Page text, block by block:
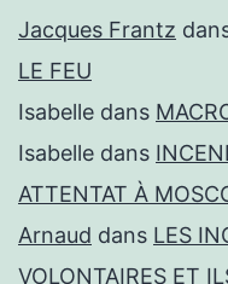
Jacques Frantz
LE FEU
Isabelle dans
Isabelle dans
ATTENTAT À
Arnaud dans LES
VOLONTAIRES ET